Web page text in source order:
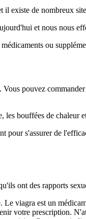
existe de nombreux
et nous nous
ou
pouvez
bouffées de chaleur
pour s'assurer de
ont des rapports
viagra est un
votre prescription.